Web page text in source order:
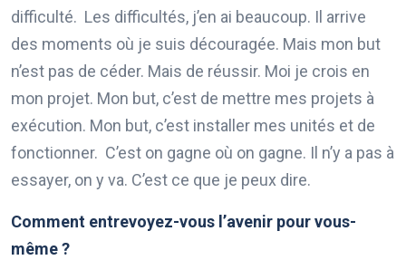
difficulté. Les difficultés, j’en ai beaucoup. Il arrive
des moments où je suis découragée. Mais mon but
n’est pas de céder. Mais de réussir. Moi je crois en
mon projet. Mon but, c’est de mettre mes projets à
exécution. Mon but, c’est installer mes unités et de
fonctionner. C’est on gagne où on gagne. Il n’y a pas à
essayer, on y va. C’est ce que je peux dire.
Comment entrevoyez-vous l’avenir pour vous-
même ?